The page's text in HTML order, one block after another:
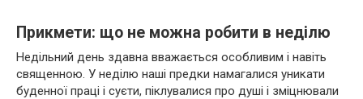
Прикмети: що не можна робити в неділю
Недільний день здавна вважається особливим і навіть
священною. У неділю наші предки намагалися уникати
буденної праці і суєти, піклувалися про душі і зміцнювали